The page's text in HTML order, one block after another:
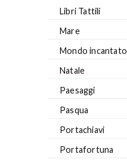
Libri Tattili
Mare
Mondo incantato
Natale
Paesaggi
Pasqua
Portachiavi
Portafortuna